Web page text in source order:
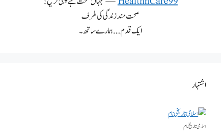
صحت مند زندگی کی طرف
ایک قدم... ہمارے ساتھ۔
اشتہار
اسلامی تاریخٰ نام